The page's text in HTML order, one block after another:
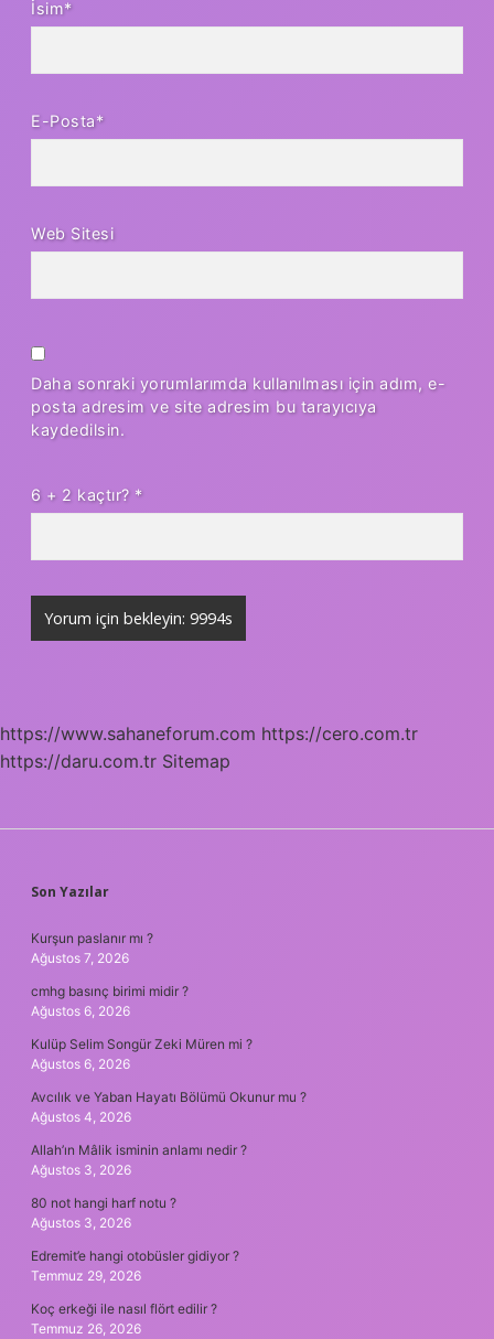
İsim*
E-Posta*
Web Sitesi
Daha sonraki yorumlarımda kullanılması için adım, e-
posta adresim ve site adresim bu tarayıcıya
kaydedilsin.
6 + 2 kaçtır? *
https://www.sahaneforum.com https://cero.com.tr
https://daru.com.tr Sitemap
SIDEBAR
Son Yazılar
Kurşun paslanır mı ?
Ağustos 7, 2026
cmhg basınç birimi midir ?
Ağustos 6, 2026
Kulüp Selim Songür Zeki Müren mi ?
Ağustos 6, 2026
Avcılık ve Yaban Hayatı Bölümü Okunur mu ?
Ağustos 4, 2026
Allah’ın Mâlik isminin anlamı nedir ?
Ağustos 3, 2026
80 not hangi harf notu ?
Ağustos 3, 2026
Edremit’e hangi otobüsler gidiyor ?
Temmuz 29, 2026
Koç erkeği ile nasıl flört edilir ?
Temmuz 26, 2026